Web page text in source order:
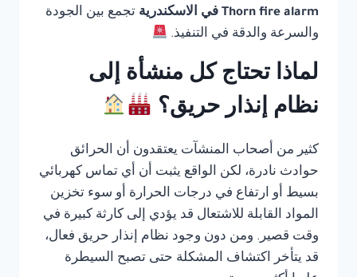
Thorn fire alarm في الاسكندرية
تجمع بين الجودة
والسرعة والدقة في التنفيذ.
لماذا تحتاج كل منشأة إلى
نظام إنذار حريق؟
كثير من أصحاب المنشآت يعتقدون أن الحرائق
حوادث نادرة، لكن الواقع يثبت أن أي تماس كهربائي
بسيط أو ارتفاع في درجات الحرارة أو سوء تخزين
المواد القابلة للاشتعال قد يؤدي إلى كارثة كبيرة في
وقت قصير. ومن دون وجود نظام إنذار حريق فعال،
قد يتأخر اكتشاف المشكلة حتى تصبح السيطرة